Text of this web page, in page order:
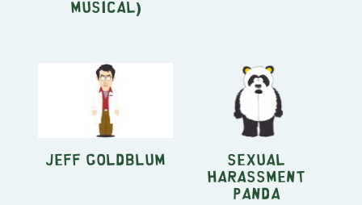
Musical)
Jeff Goldblum Sexual
Harassment
Panda